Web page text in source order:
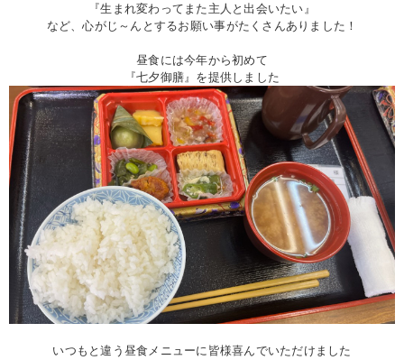
『生まれ変わってまた主人と出会いたい』
など、心がじ～んとするお願い事がたくさんありました！
昼食には今年から初めて
『七夕御膳』を提供しました
いつもと違う昼食メニューに皆様喜んでいただけました